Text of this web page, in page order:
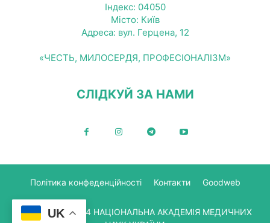
Індекс: 04050
Місто: Київ
Адреса: вул. Герцена, 12
«ЧЕСТЬ, МИЛОСЕРДЯ, ПРОФЕСІОНАЛІЗМ»
СЛІДКУЙ ЗА НАМИ
Політика конфеденційності Контакти Goodweb
© Copyright 2024 НАЦІОНАЛЬНА АКАДЕМІЯ МЕДИЧНИХ
UK